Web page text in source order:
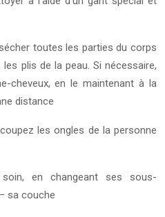
toutes les parties du corps
plis de la peau. Si nécessaire,
cheveux, en le maintenant à la
distance
les ongles de la personne
en changeant ses sous-
sa couche